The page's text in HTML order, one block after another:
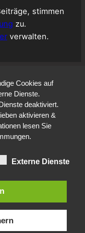
stimmen
zu.
verwalten.
Cookies auf
Dienste.
deaktiviert.
aktivieren &
lesen Sie
Externe Dienste